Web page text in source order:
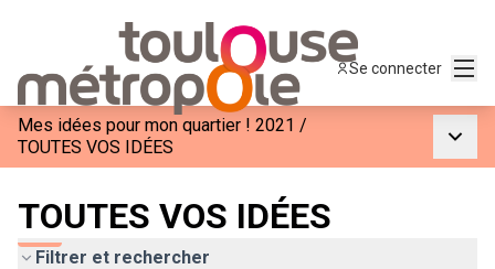
Se connecter
Mes idées pour mon quartier ! 2021 /
TOUTES VOS IDÉES
TOUTES VOS IDÉES
Filtrer et rechercher